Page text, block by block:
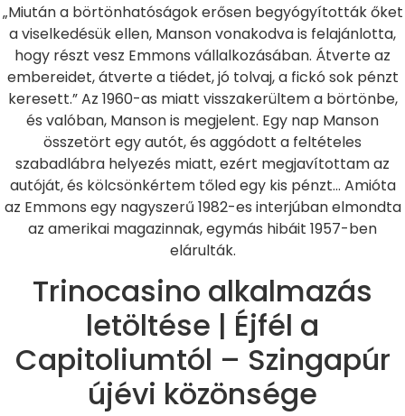
„Miután a börtönhatóságok erősen begyógyították őket
a viselkedésük ellen, Manson vonakodva is felajánlotta,
hogy részt vesz Emmons vállalkozásában. Átverte az
embereidet, átverte a tiédet, jó tolvaj, a fickó sok pénzt
keresett.” Az 1960-as miatt visszakerültem a börtönbe,
és valóban, Manson is megjelent. Egy nap Manson
összetört egy autót, és aggódott a feltételes
szabadlábra helyezés miatt, ezért megjavítottam az
autóját, és kölcsönkértem tőled egy kis pénzt… Amióta
az Emmons egy nagyszerű 1982-es interjúban elmondta
az amerikai magazinnak, egymás hibáit 1957-ben
elárulták.
Trinocasino alkalmazás
letöltése | Éjfél a
Capitoliumtól – Szingapúr
újévi közönsége